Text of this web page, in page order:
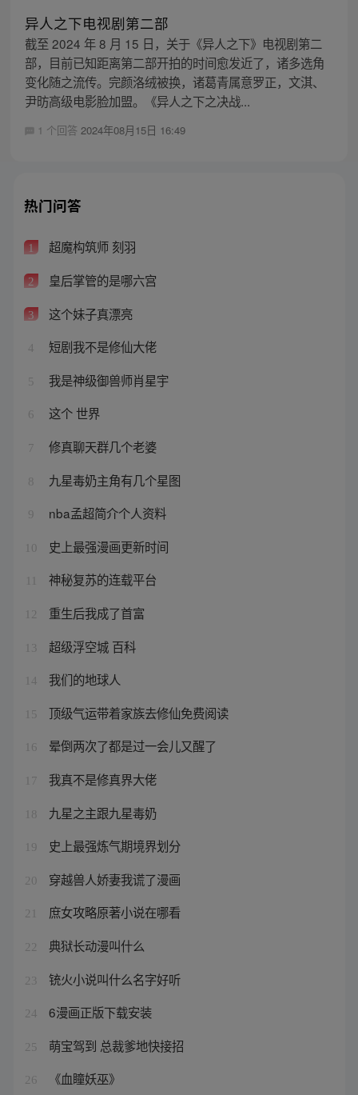
异人之下电视剧第二部
截至 2024 年 8 月 15 日，关于《异人之下》电视剧第二
部，目前已知距离第二部开拍的时间愈发近了，诸多选角
变化随之流传。完颜洛绒被换，诸葛青属意罗正，文淇、
尹昉高级电影脸加盟。《异人之下之决战...
1 个回答 2024年08月15日 16:49
热门问答
1 超魔构筑师 刻羽
2 皇后掌管的是哪六宫
3 这个妹子真漂亮
4 短剧我不是修仙大佬
5 我是神级御兽师肖星宇
6 这个 世界
7 修真聊天群几个老婆
8 九星毒奶主角有几个星图
9 nba孟超简介个人资料
10 史上最强漫画更新时间
神秘复苏的连载平台
12 重生后我成了首富
13 超级浮空城 百科
14 我们的地球人
15 顶级气运带着家族去修仙免费阅读
16 晕倒两次了都是过一会儿又醒了
17 我真不是修真界大佬
18 九星之主跟九星毒奶
19 史上最强炼气期境界划分
20 穿越兽人娇妻我谎了漫画
21 庶女攻略原著小说在哪看
22 典狱长动漫叫什么
23 铳火小说叫什么名字好听
24 6漫画正版下载安装
25 萌宝驾到 总裁爹地快接招
26 《血瞳妖巫》